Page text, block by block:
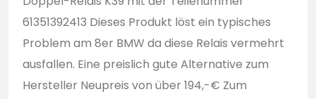
61351392413 Dieses Produkt löst ein typisches
Problem am 8er BMW da diese Relais vermehrt
ausfallen. Eine preislich gute Alternative zum
Hersteller Neupreis von über 194,-€ Zum